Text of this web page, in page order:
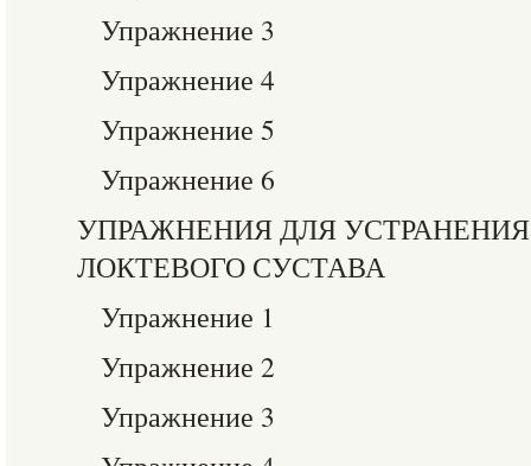
Упражнение 3
Упражнение 4
Упражнение 5
Упражнение 6
УПРАЖНЕНИЯ ДЛЯ
ЛОКТЕВОГО СУСТАВА
Упражнение 1
Упражнение 2
Упражнение 3